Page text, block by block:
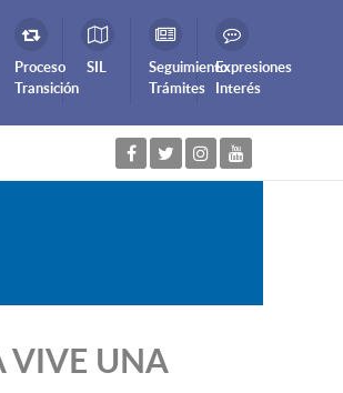
Proceso
Transición
SIL
Seguimiento
Trámites
Expresiones
Interés
VIVE UNA